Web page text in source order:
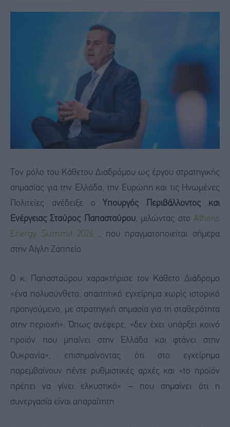
Τον ρόλο του Κάθετου Διαδρόμου ως έργου στρατηγικής
σημασίας για την Ελλάδα, την Ευρώπη και τις Ηνωμένες
Πολιτείες ανέδειξε ο Υπουργός Περιβάλλοντος και
Ενέργειας Σταύρος Παπασταύρου, μιλώντας στοAthens
Energy Summit 2026 , που πραγματοποιείται σήμερα
στην Αίγλη Ζαππείο
Ο κ. Παπασταύρου χαρακτήρισε τον Κάθετο Διάδρομο
«ένα πολυσύνθετο, απαιτητικό εγχείρημα χωρίς ιστορικό
προηγούμενο, με στρατηγική σημασία για τη σταθερότητα
στην περιοχή». Όπως ανέφερε, «δεν έχει υπάρξει κοινό
προϊόν που μπαίνει στην Ελλάδα και φτάνει στην
Ουκρανία», επισημαίνοντας ότι στο εγχείρημα
παρεμβαίνουν πέντε ρυθμιστικές αρχές και «το προϊόν
πρέπει να γίνει ελκυστικό» – που σημαίνει ότι η
συνεργασία είναι απαραίτητη